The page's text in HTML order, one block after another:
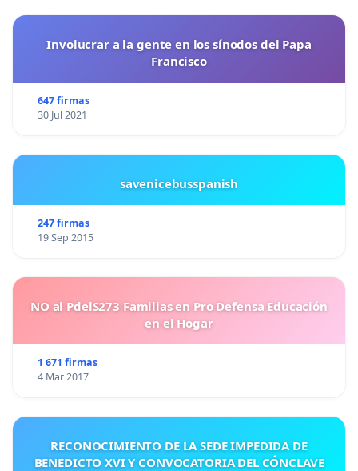
Involucrar a la gente en los sínodos del Papa
Francisco
647 firmas
30 Jul 2021
savenicebusspanish
247 firmas
19 Sep 2015
NO al PdelS273 Familias en Pro Defensa Educación
en el Hogar
1 671 firmas
4 Mar 2017
RECONOCIMIENTO DE LA SEDE IMPEDIDA DE
BENEDICTO XVI Y CONVOCATORIA DEL CÓNCLAVE